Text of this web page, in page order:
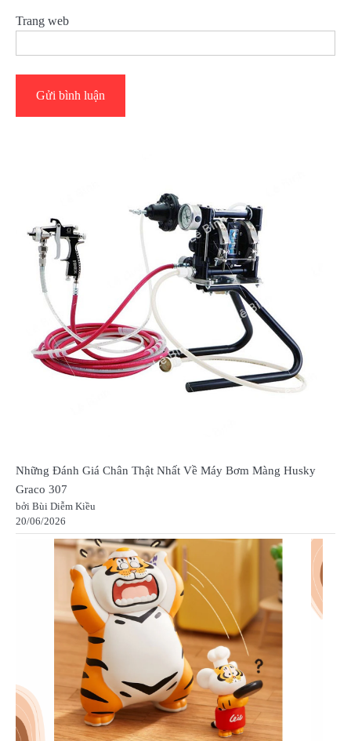
Trang web
Những Đánh Giá Chân Thật Nhất Về Máy Bơm Màng Husky
Graco 307
bởi Bùi Diễm Kiều
20/06/2026